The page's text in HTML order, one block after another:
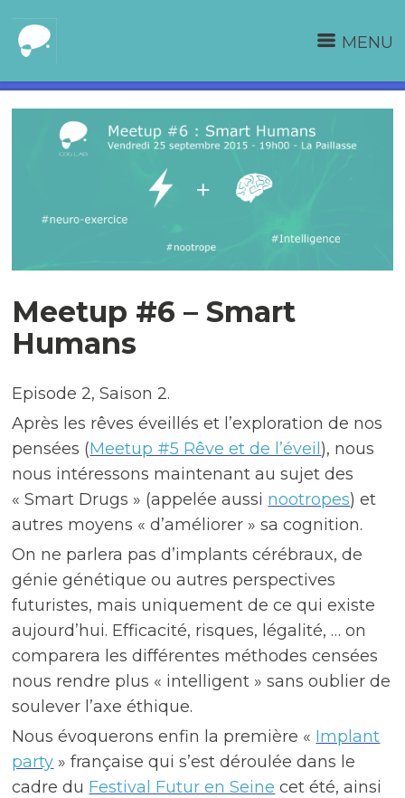
MENU
Meetup #6 – Smart
Humans
Episode 2, Saison 2.
Après les rêves éveillés et l’exploration de nos
pensées (Meetup #5 Rêve et de l’éveil ), nous
nous intéressons maintenant au sujet des
« Smart Drugs » (appelée aussi nootropes) et
autres moyens « d’améliorer » sa cognition.
On ne parlera pas d’implants cérébraux, de
génie génétique ou autres perspectives
futuristes, mais uniquement de ce qui existe
aujourd’hui. Efficacité, risques, légalité, … on
comparera les différentes méthodes censées
nous rendre plus « intelligent » sans oublier de
soulever l’axe éthique.
Nous évoquerons enfin la première « Implant
party » française qui s’est déroulée dans le
cadre du Festival Futur en Seine cet été, ainsi